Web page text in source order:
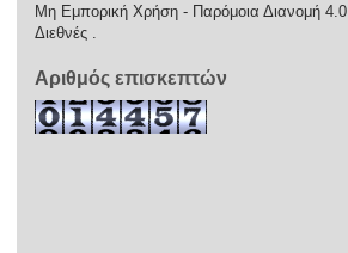
Μη Εμπορική Χρήση - Παρόμοια Διανομή 4.0
Διεθνές .
Αριθμός επισκεπτών